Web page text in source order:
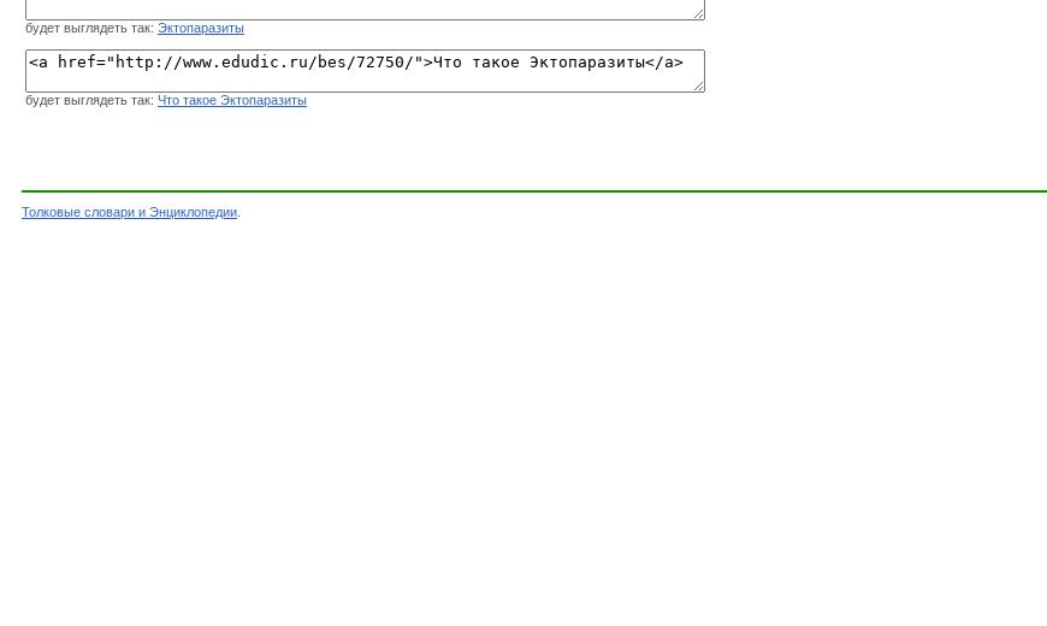
будет выглядеть так: Эктопаразиты
будет выглядеть так: Что такое Эктопаразиты
Толковые словари и Энциклопедии